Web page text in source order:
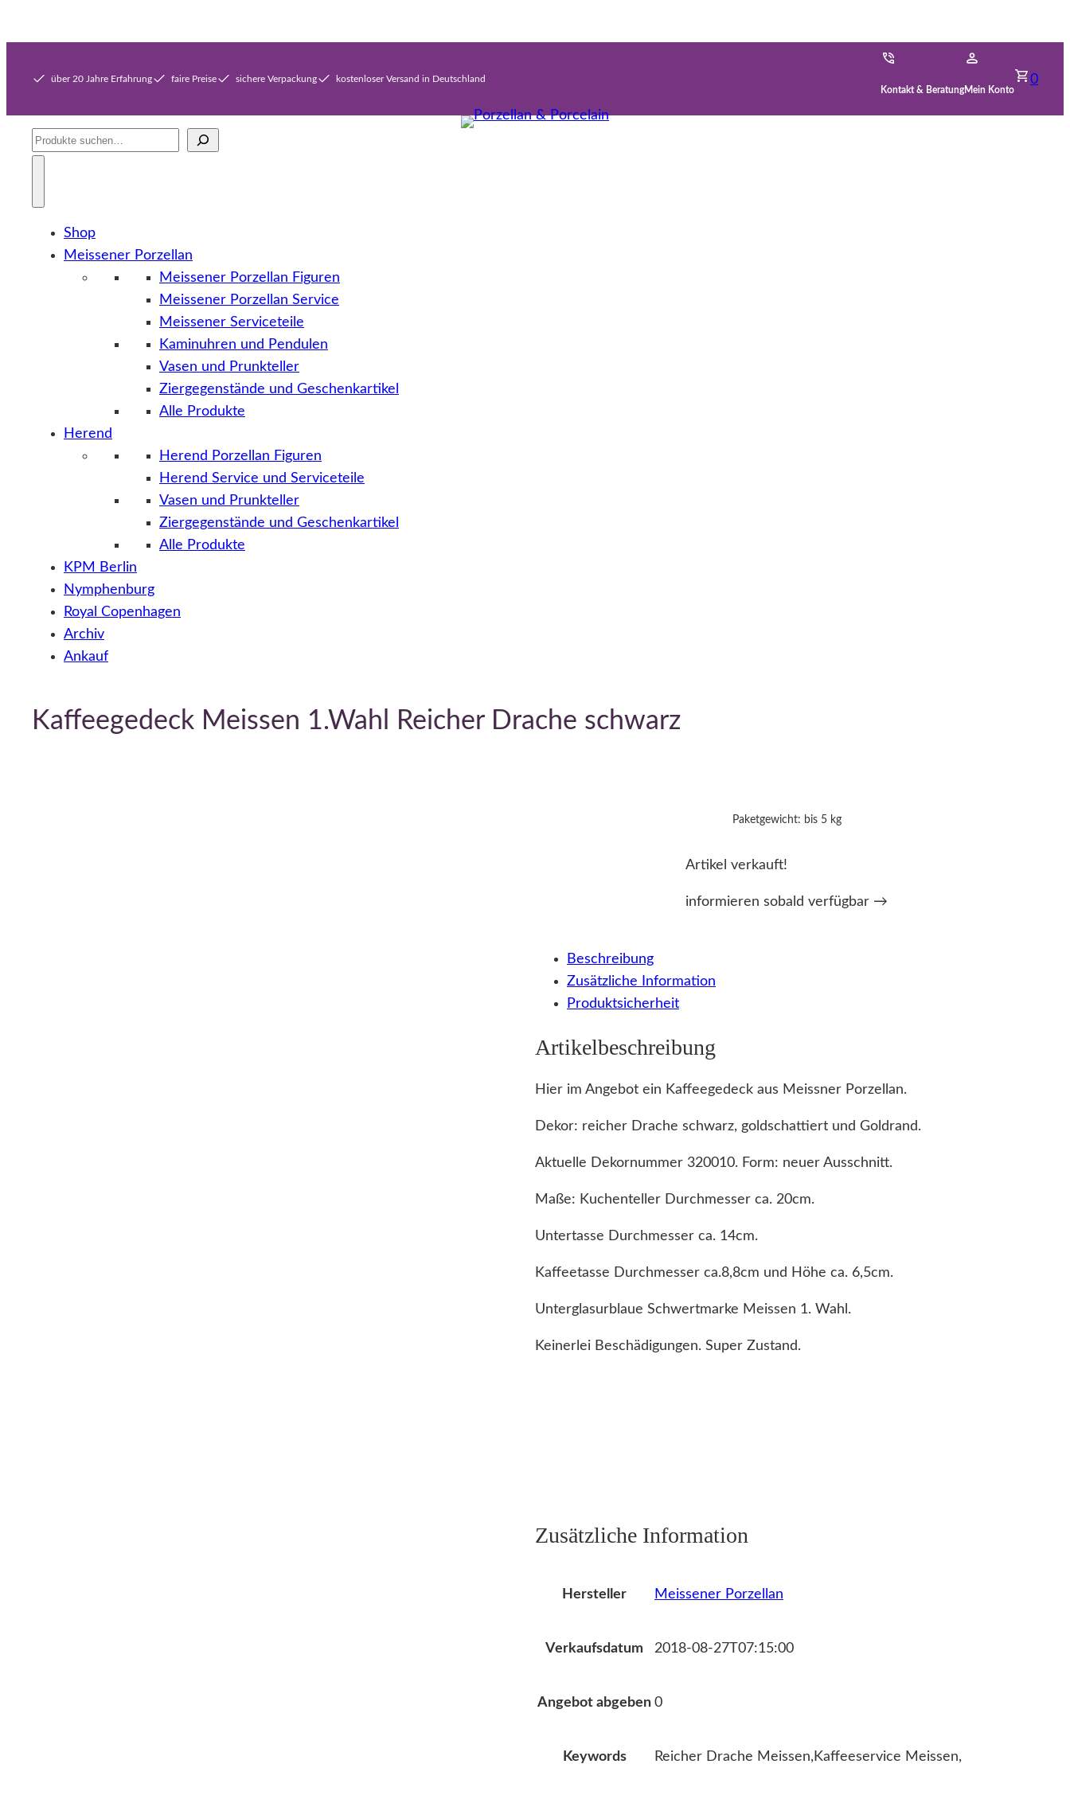
über 20 Jahre Erfahrung faire Preise sichere Verpackung
kostenloser Versand in Deutschland
Kontakt & BeratungMein Konto
0
Suche
Shop
Meissener Porzellan
Meissener Porzellan Figuren
Meissener Porzellan Service
Meissener Serviceteile
Kaminuhren und Pendulen
Vasen und Prunkteller
Ziergegenstände und Geschenkartikel
Alle Produkte
Herend
Herend Porzellan Figuren
Herend Service und Serviceteile
Vasen und Prunkteller
Ziergegenstände und Geschenkartikel
Alle Produkte
KPM Berlin
Nymphenburg
Royal Copenhagen
Archiv
Ankauf
Kaffeegedeck Meissen 1.Wahl Reicher Drache schwarz
Paketgewicht: bis 5 kg
Artikel verkauft!
informieren sobald verfügbar →
Beschreibung
Zusätzliche Information
Produktsicherheit
Artikelbeschreibung
Hier im Angebot ein Kaffeegedeck aus Meissner Porzellan.
Dekor: reicher Drache schwarz, goldschattiert und Goldrand.
Aktuelle Dekornummer 320010. Form: neuer Ausschnitt.
Maße: Kuchenteller Durchmesser ca. 20cm.
Untertasse Durchmesser ca. 14cm.
Kaffeetasse Durchmesser ca.8,8cm und Höhe ca. 6,5cm.
Unterglasurblaue Schwertmarke Meissen 1. Wahl.
Keinerlei Beschädigungen. Super Zustand.
Zusätzliche Information
Hersteller Meissener Porzellan
Verkaufsdatum 2018-08-27T07:15:00
Angebot abgeben 0
Keywords Reicher Drache Meissen,Kaffeeservice Meissen,